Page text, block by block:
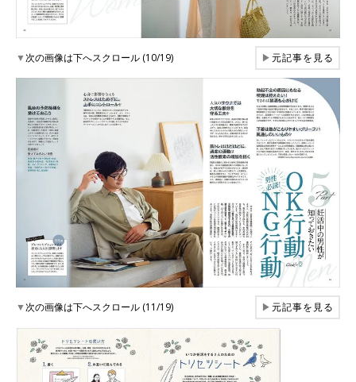
▼次の画像は下へスクロール (10/19) ▶元記事を見る
▼次の画像は下へスクロール (11/19) ▶元記事を見る